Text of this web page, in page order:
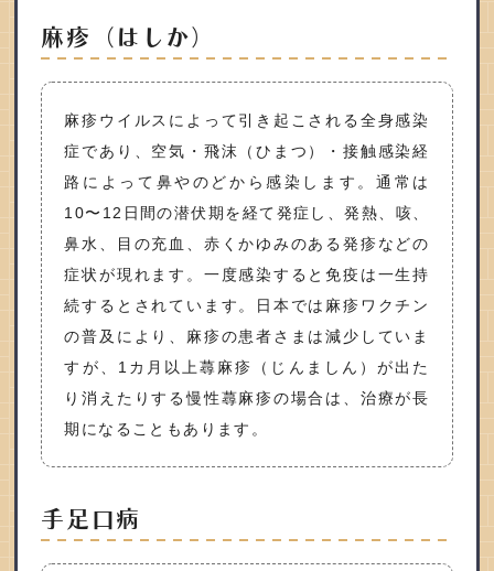
麻疹（はしか）
麻疹ウイルスによって引き起こされる全身感染
症であり、空気・飛沫（ひまつ）・接触感染経
路によって鼻やのどから感染します。通常は
10〜12日間の潜伏期を経て発症し、発熱、咳、
鼻水、目の充血、赤くかゆみのある発疹などの
症状が現れます。一度感染すると免疫は一生持
続するとされています。日本では麻疹ワクチン
の普及により、麻疹の患者さまは減少していま
すが、1カ月以上蕁麻疹（じんましん）が出た
り消えたりする慢性蕁麻疹の場合は、治療が長
期になることもあります。
手足口病